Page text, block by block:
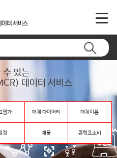
수 있는
데이터 서비스
평가 매체 다이어리 매체이용
점 제품 콘텐츠소비